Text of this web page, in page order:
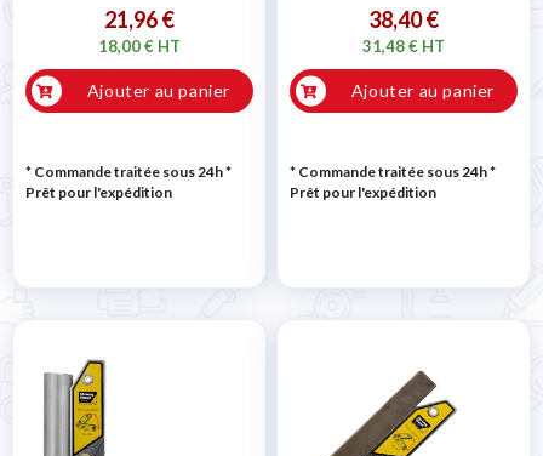
21,96 €
18,00 € HT
Ajouter au panier
* Commande traitée sous 24h*
Prêt pour l'expédition
38,40 €
31,48 € HT
Ajouter au panier
* Commande traitée sous 24h*
Prêt pour l'expédition